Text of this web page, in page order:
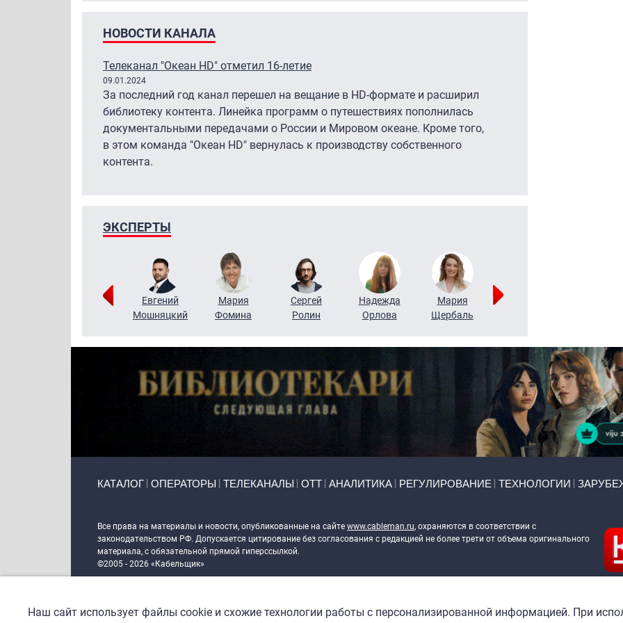
НОВОСТИ КАНАЛА
Телеканал "Океан HD" отметил 16-летие
09.01.2024
За последний год канал перешел на вещание в HD-формате и расширил
библиотеку контента. Линейка программ о путешествиях пополнилась
документальными передачами о России и Мировом океане. Кроме того,
в этом команда "Океан HD" вернулась к производству собственного
контента.
ЭКСПЕРТЫ
Виктор
Евгений
Мошняцкий
Мария
Фомина
Сергей
Ролин
Надежда
Орлова
Мария
Щербаль
КАТАЛОГ ОПЕРАТОРЫ ТЕЛЕКАНАЛЫ ОТТ АНАЛИТИКА РЕГУЛИРОВАНИЕ ТЕХНОЛОГИИ
Все права на материалы и новости, опубликованные на сайте www.cableman.ru, охраняются в соответствии с
законодательством РФ. Допускается цитирование без согласования с редакцией не более трети от объема оригинального
материала, с обязательной прямой гиперссылкой.
©2005 - 2026 «Кабельщик»
DrupalCoder — поддержка сайта c 2017 года
Наш сайт использует файлы cookie и схожие технологии работы с персонализированной информацией. При